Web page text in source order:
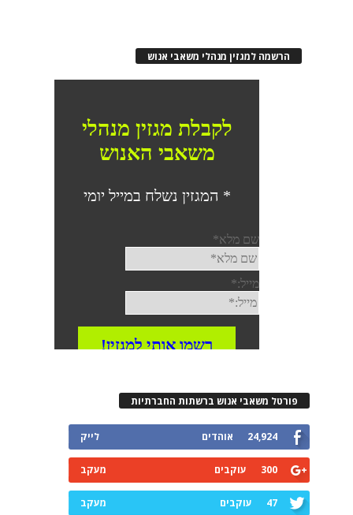
הרשמה למגזין מנהלי משאבי אנוש
פורטל משאבי אנוש ברשתות החברתיות
24,924 אוהדים לייק
300 עוקבים מעקב
47 עוקבים מעקב